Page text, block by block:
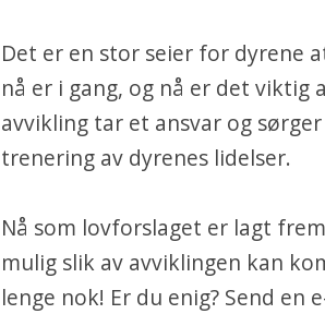
Det er en stor seier for dyrene
nå er i gang, og nå er det
avvikling tar et ansvar og
trenering av dyrenes lidelser.
Nå som lovforslaget er lagt
mulig slik av avviklingen kan
lenge nok! Er du enig? Send en